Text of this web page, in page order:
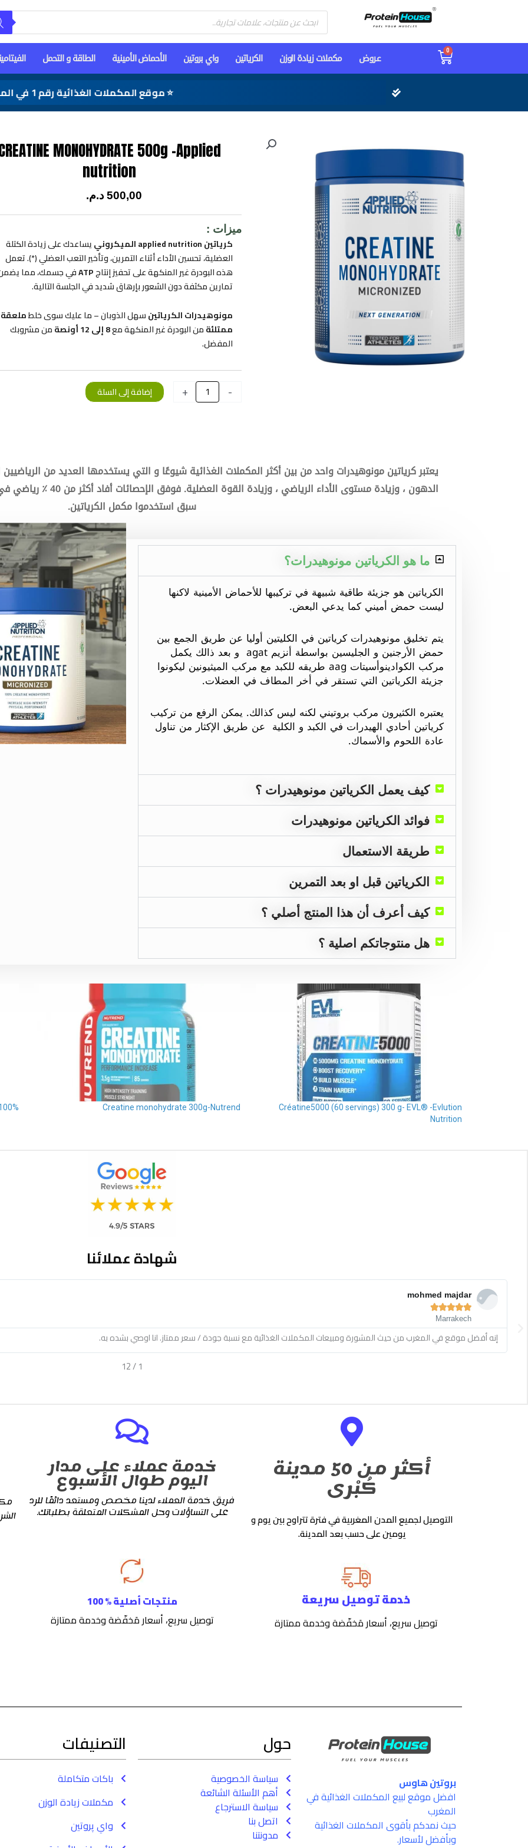
Products
search
0
Cart عـروض مكملات زيادة الوزن الكرياتين واي بروتين الأحماض الأمينية الطاقة و التحمل
⭐ موقع المكملات الغذائية رقم 1 في المغرب
MONOHYDRATE 500g -Applied
nutrition
500,00 د.م.
ميزات :
كرياتين applied nutrition الميكروني
يساعدك على زيادة الكتلة
العضلية، تحسين الأداء أثناء التمرين، وتأخير التعب العضلي (*). تعمل
هذه البودرة غير المنكهة على تحفيز إنتاجATPفي جسمك، مما
تمارين مكثفة دون الشعور بإرهاق شديد في الجلسة التالية.
مونوهيدرات الكرياتينسهل الذوبان – ما عليك سوى خلطملعقة
ممتلئةمن البودرة غير المنكهة مع8 إلى 12 أونصة
من مشروبك
المفضل.
-
CREATINE
nutrition
+ إضافة إلى السلة
يعتبر كرياتين مونوهيدرات واحد من بين أكثر المكملات الغذائية شيوعًا و التي يستخدمها العديد من
سبق استخدموا مكمل الكرياتين.
ما هو الكرياتين مونوهيدرات؟
الكرياتين هو جزيئة طاقية شبيهة في تركيبها للأحماض الأمينية لاكنها
ليست حمض أميني كما يدعي البعض.
يتم تخليق مونوهيدرات كرياتين في الكليتين أوليا عن طريق الجمع بين
حمض الأرجنين و الجليسين بواسطة أنزيم agat و بعد ذالك يكمل
مركب الكوادينوأسيتات aag طريقه للكبد مع مركب الميثيونين ليكونوا
جزيئة الكرياتين التي تستقر في أخر المطاف في العضلات.
يعتبره الكثيرون مركب بروتيني لكنه ليس كذالك. يمكن الرفع من تركيب
كرياتين أحادي الهيدرات في الكبد و الكلية عن طريق الإكثار من تناول
عادة اللحوم والأسماك.
كيف يعمل الكرياتين مونوهيدرات ؟
فوائد الكرياتين مونوهيدرات
طريقة الاستعمال
الكرياتين قبل او بعد التمرين
كيف أعرف أن هذا المنتج أصلي ؟
هل منتوجاتكم اصلية ؟
Créatine5000 (60 servings) 300 g- EVL® -Evlution
Nutrition
Creatine monohydrate 300g-Nutrend
monohydrate 300g-Scitec Nutrition
شهادة عملائنا
Read
More
Brandon Pena




Rabat
Meilleurs site protéines au maroc, meilleure qualité , les derniers produits, tjrs dispo pour les conseils, Bon courage protein house
2
/
12
Previous
أكثر من 50 مدينة
كُبْرى
التوصيل لجميع المدن المغربية في فترة تتراوح بين يوم و
يومين على حسب بعد المدينة.
خدمة عملاء على مدار
اليوم طوال الأسبوع
فريق خدمة العملاء لدينا مخصص ومستعد دائمًا للرد
على التساؤلات وحل المشكلات المتعلقة بطلباتك.
خدمة توصيل سريعة
توصيل سريع، أسعار مَخفّضة وخدمة ممتازة
منتجات أصلية % 100
توصيل سريع، أسعار مَخفّضة وخدمة ممتازة
بروتين هاوس
افضل موقع لبيع المكملات الغذائية في
المغرب
حيث نمدكم بأقوى المكملات الغذائية
وبأفضل لأسعار.
حول
سياسة الخصوصية
أهم الأسئلة الشائعة
سياسة الاسترجاع
اتصل بنا
مدونتنا
التصنيفات
باكات متكاملة
مكملات زيادة الوزن
واي پروتين